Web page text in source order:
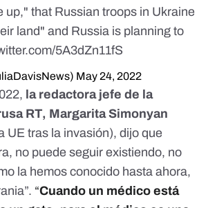
up," that Russian troops in Ukraine
land" and Russia is planning to
5A3dZn11fS
May 24, 2022
la redactora jefe de la
RT, Margarita Simonyan
UE tras la invasión), dijo que
no puede seguir existiendo, no
la hemos conocido hasta ahora,
“Cuando un médico está